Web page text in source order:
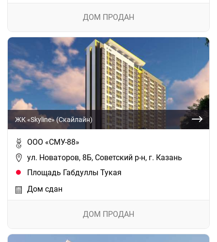
ДОМ ПРОДАН
ЖК «Skyline» (Скайлайн)
ООО «СМУ-88»
ул. Новаторов, 8Б, Советский р-н, г. Казань
Площадь Габдуллы Тукая
Дом сдан
ДОМ ПРОДАН